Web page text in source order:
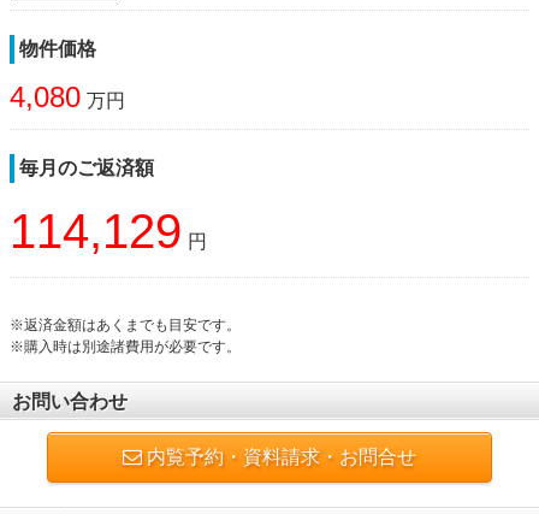
物件価格
4,080 万円
毎月のご返済額
114,129 円
※返済金額はあくまでも目安です。
※購入時は別途諸費用が必要です。
お問い合わせ
内覧予約・資料請求・お問合せ